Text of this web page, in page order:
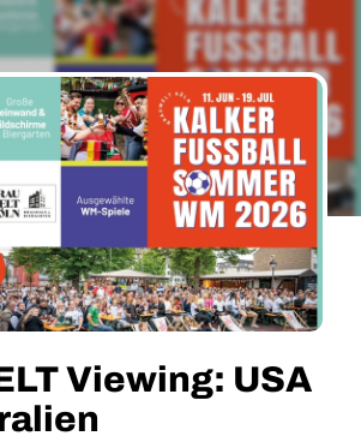
Viewing: USA